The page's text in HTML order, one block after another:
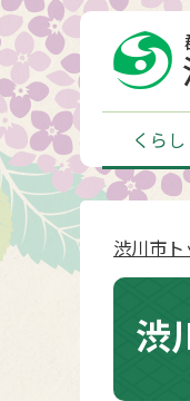
くら
渋川市ト
渋